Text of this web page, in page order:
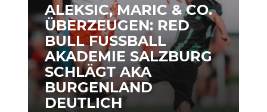
ALEKSIC, MARIC & CO.
ÜBERZEUGEN: RED
BULL FUSSBALL A
KADEMIE SALZBURG S
CHLÄGT AKA B
URGENLAND D
EUTLICH